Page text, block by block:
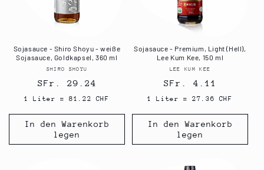
Sojasauce - Shiro Shoyu - weiße
Sojasauce, Goldkapsel, 360 ml
Anbieter:
SHIRO SHOYU
Normaler
Preis
SFr. 29.24
1 Liter = 81.22 CHF
In den Warenkorb
legen
Sojasauce - Premium, Light (Hell),
Lee Kum Kee, 150 ml
Anbieter:
LEE KUM KEE
Normaler
Preis
SFr. 4.11
1 Liter = 27.36 CHF
In den Warenkorb
legen